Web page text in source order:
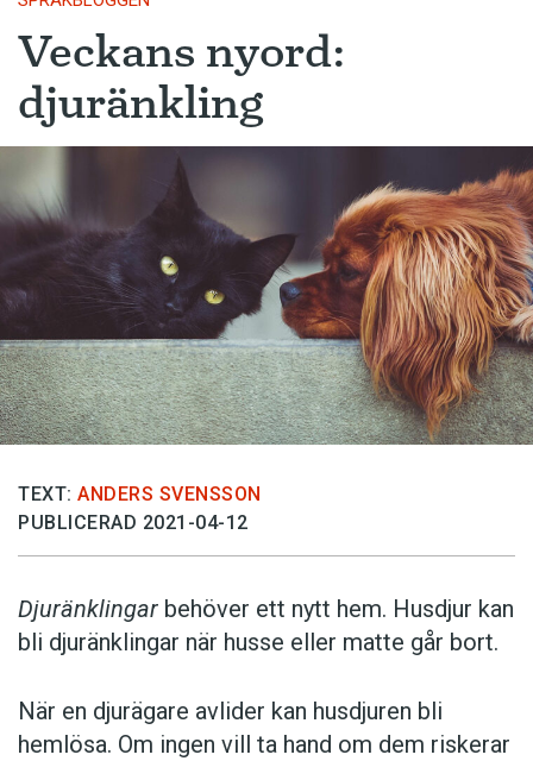
Veckans nyord:
djuränkling
TEXT: ANDERS SVENSSON
PUBLICERAD 2021-04-12
Djuränklingar behöver ett nytt hem. Husdjur kan
bli djuränklingar när husse eller matte går bort.
När en djurägare avlider kan husdjuren bli
hemlösa. Om ingen vill ta hand om dem riskerar